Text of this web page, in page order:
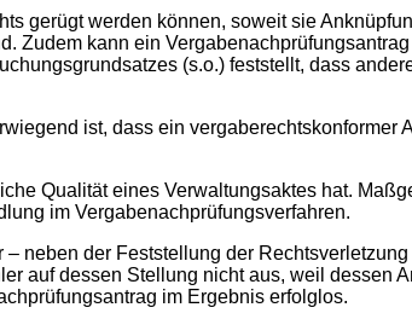
gerügt werden können, soweit sie
kann ein
(s.o.) feststellt, dass
ist, dass ein vergaberechtskonformer
Qualität eines Verwaltungsaktes hat.
im Vergabenachprüfungsverfahren.
neben der Feststellung der
auf dessen Stellung nicht aus, weil dessen
im Ergebnis erfolglos.